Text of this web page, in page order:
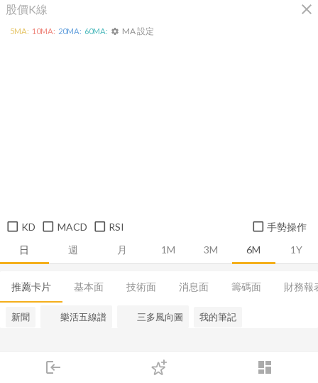
login dashboard
下單
股價K線 close
日 週 月 1M 3M 6M 1Y
5MA: 10MA: 20MA: 60MA: settings MA 設定
KD MACD RSI 手勢操作
推薦卡片 基本面 技術面 消息面 籌碼面 財務報
新聞 樂活五線譜 三多風向圖 我的筆記